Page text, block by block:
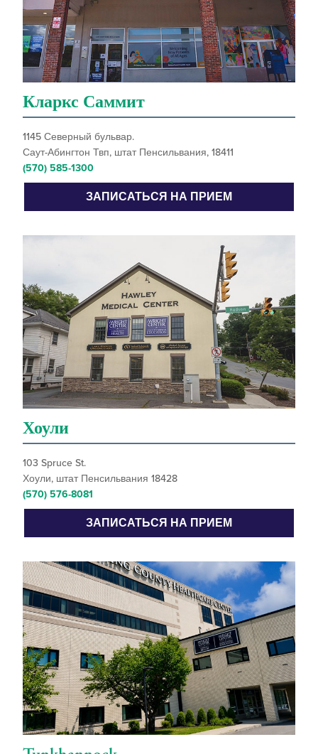
Кларкс Саммит
1145 Северный бульвар.
Саут-Абингтон Твп, штат Пенсильвания, 18411
(570) 585-1300
ЗАПИСАТЬСЯ НА ПРИЕМ
Хоули
103 Spruce St.
Хоули, штат Пенсильвания 18428
(570) 576-8081
ЗАПИСАТЬСЯ НА ПРИЕМ